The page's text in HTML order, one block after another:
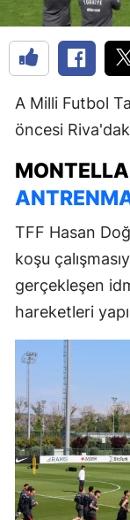
A Milli Futbol
öncesi
TFF Hasan
koşu
gerçekleşen
hareketleri